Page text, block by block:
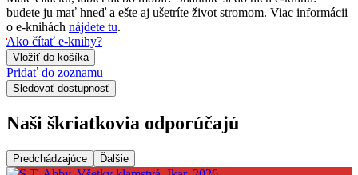
budete ju mať hneď a ešte aj ušetríte život stromom. Viac informácii
o e-knihách nájdete tu.
Ako čítať e-knihy?
Vložiť do košíka
Pridať do zoznamu
Sledovať dostupnosť
Naši škriatkovia odporúčajú
Predchádzajúce Ďalšie